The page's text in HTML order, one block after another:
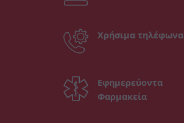
Χρήσιμα τηλέφωνα
Εφημερεύοντα
Φαρμακεία